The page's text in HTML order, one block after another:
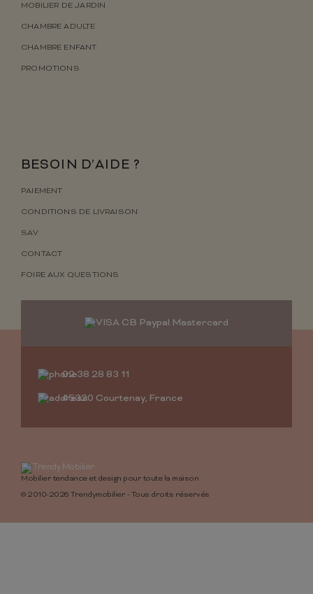
MOBILIER DE JARDIN
CHAMBRE ADULTE
CHAMBRE ENFANT
PROMOTIONS
BESOIN D’AIDE ?
PAIEMENT
CONDITIONS DE LIVRAISON
SAV
CONTACT
FOIRE AUX QUESTIONS
02 38 28 83 11
45320 Courtenay, France
Mobilier tendance et design pour toute la maison
© 2010-2026 Trendymobilier - Tous droits réservés